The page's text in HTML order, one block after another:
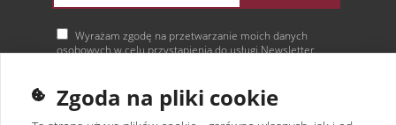
Wyrażam zgodę na przetwarzanie moich danych
osobowych w celu przystąpienia do usługi Newsletter.
Zgoda na pliki cookie